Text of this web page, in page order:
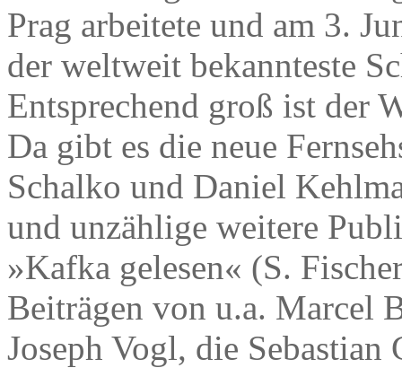
Prag arbeitete und am 3.
der weltweit bekannteste
Entsprechend groß ist der
Da gibt es die neue
Schalko und Daniel
und unzählige weitere
»Kafka gelesen« (S.
Beiträgen von u.a. Marcel
Joseph Vogl, die Sebastian